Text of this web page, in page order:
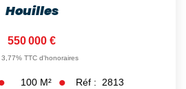
Houilles
550 000 €
TTC d'honoraires
100 M² Réf : 2813